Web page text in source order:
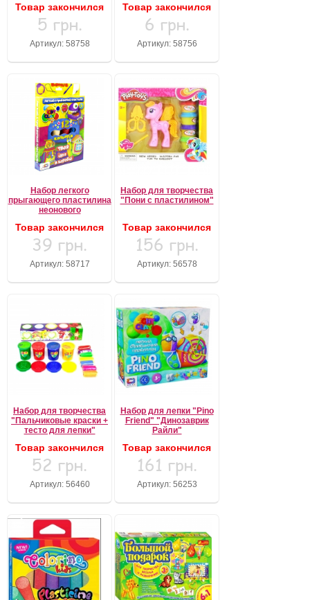
Товар закончился
5 грн.
Артикул: 58758
Товар закончился
6 грн.
Артикул: 58756
Набор легкого
прыгающего пластилина
неонового
Товар закончился
39 грн.
Артикул: 58717
Набор для творчества
"Пони с пластилином"
Товар закончился
156 грн.
Артикул: 56578
Набор для творчества
"Пальчиковые краски +
тесто для лепки"
Товар закончился
52 грн.
Артикул: 56460
Набор для лепки "Pino
Friend" "Динозаврик
Райли"
Товар закончился
161 грн.
Артикул: 56253